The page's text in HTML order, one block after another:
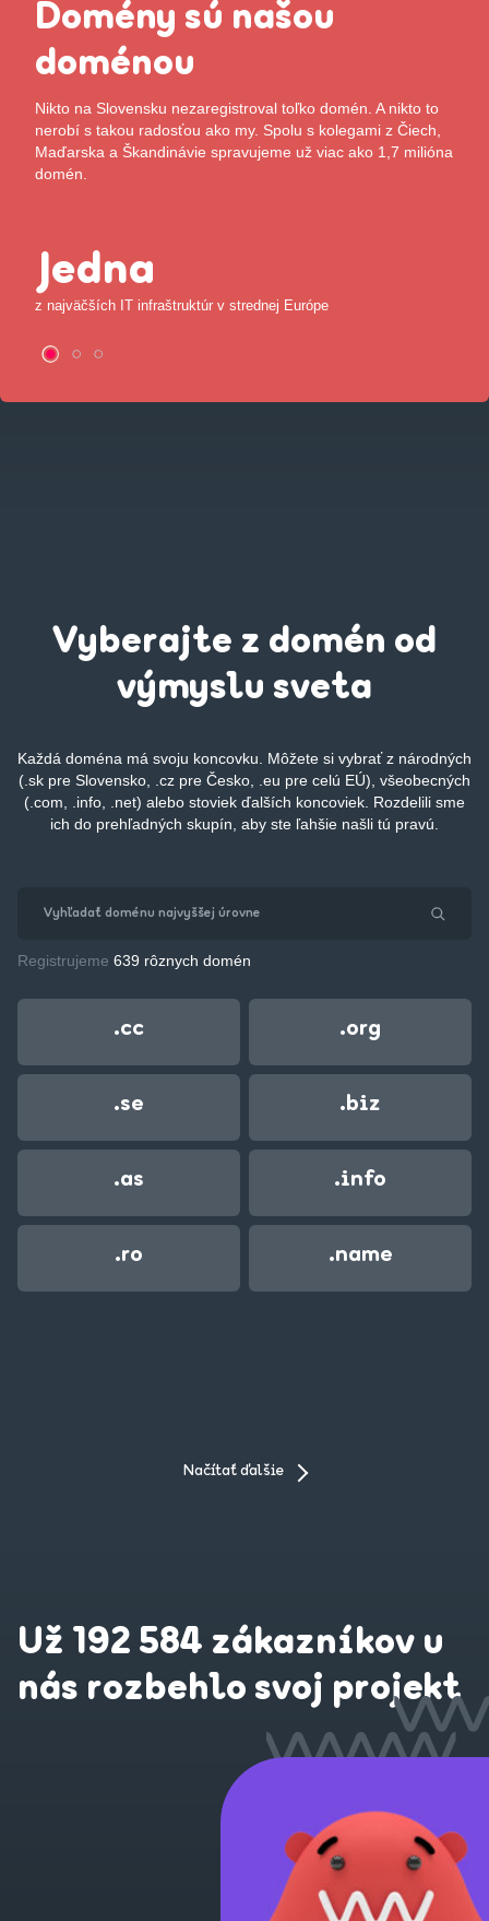
Domény sú našou
doménou
Nikto na Slovensku nezaregistroval toľko domén. A nikto to
nerobí s takou radosťou ako my. Spolu s kolegami z Čiech,
Maďarska a Škandinávie spravujeme už viac ako 1,7 milióna
domén.
Jedna
z najväčších IT infraštruktúr v strednej Európe
Vyberajte z domén od
výmyslu sveta
Každá doména má svoju koncovku. Môžete si vybrať z národných
(.sk pre Slovensko, .cz pre Česko, .eu pre celú EÚ), všeobecných
(.com, .info, .net) alebo stoviek ďalších koncoviek. Rozdelili sme
ich do prehľadných skupín, aby ste ľahšie našli tú pravú.
Registrujeme 639 rôznych domén
.cc .org
.se .biz
.as .info
.ro .name
Načítať ďalšie
Už 192 584 zákazníkov u
nás rozbehlo svoj projekt